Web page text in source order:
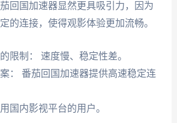
回国加速器显然更具吸引力，因为
的连接，使得观影体验更加流畅。
限制： 速度慢、稳定性差。
： 番茄回国加速器提供高速稳定连
国内影视平台的用户。